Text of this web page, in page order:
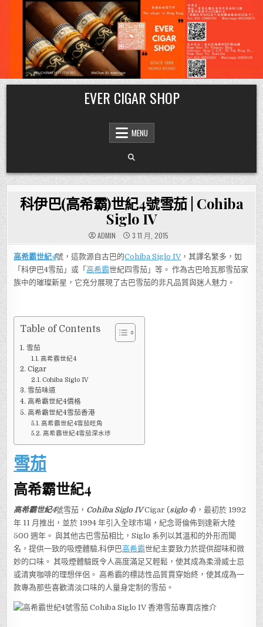
Skip
to
content
EVER CIGAR SHOP
MENU
科伊巴(高希霸)世紀4號雪茄 | Cohiba
Siglo IV
ADMIN 3 11 月, 2015
高希霸世紀4號，這款源自古巴的Cohiba Siglo IV，其譯名繁多，如
「科伊巴4雪茄」或「高希霸世紀四雪茄」等。 作為古巴哈瓦那雪茄家
族中的璀璨新星，它充分展現了古巴雪茄的非凡品質與迷人魅力。
Table of Contents
雪茄
高希霸世紀4
Cigar
Cohiba Siglo IV
雪茄味道
高希霸世紀4價格
高希霸世紀4雪茄香港
高希霸世紀4雪茄旺角
高希霸世紀4雪茄深水埗
雪茄
高希霸世紀4
高希霸世紀4號雪茄， Cohiba Siglo IVCigar (siglo 4)，最初於 1992
年 11 月推出，並於 1994 年引入全球市場，紀念哥倫佈到達新大陸
500 週年。 與其他古巴雪茄相比，Siglo 系列以其溫和的外形而聞
名，提供一致的吸煙體驗,科伊巴高希霸世紀主要致力於提供甜味和微
妙的口味。 其吸煙體驗既令人高度滿足又輕鬆，使其成為柔滑威士忌
或清爽咖啡的理想伴侶。 高希霸的標誌性品質貫穿始終，使其成為一
款專為那些喜歡清淡口味的人量身定制的雪茄。